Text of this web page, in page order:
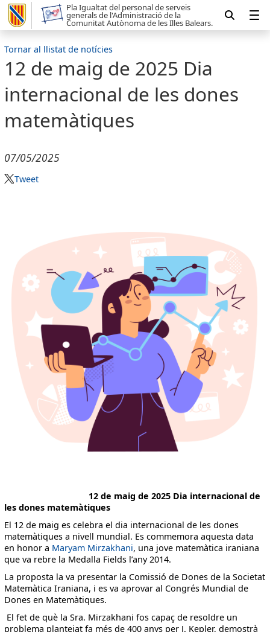
Pla Igualtat del personal de serveis
generals de l'Administració de la
Comunitat Autònoma de les Illes Balears.
Tornar al llistat de notícies
12 de maig de 2025 Dia
internacional de les dones
matemàtiques
07/05/2025
Tweet
12 de maig de 2025 Dia internacional de
les dones matemàtiques
El 12 de maig es celebra el dia internacional de les dones
matemàtiques a nivell mundial. Es commemora aquesta data
en honor a Maryam Mirzakhani, una jove matemàtica iraniana
que va rebre la Medalla Fields l’any 2014.
La proposta la va presentar la Comissió de Dones de la Societat
Matemàtica Iraniana, i es va aprovar al Congrés Mundial de
Dones en Matemàtiques.
El fet de què la Sra. Mirzakhani fos capaç de resoldre un
problema plantejat fa més de 400 anys per J. Kepler, demostrà